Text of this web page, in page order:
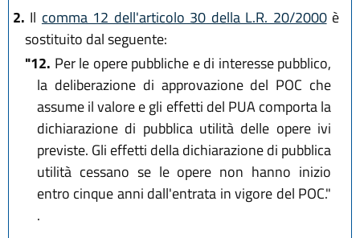
2. Il comma 12 dell'articolo 30 della L.R. 20/2000è
sostituito dal seguente:
"12. Per le opere pubbliche e di interesse pubblico,
la deliberazione di approvazione del POC che
assume il valore e gli effetti del PUA comporta la
dichiarazione di pubblica utilità delle opere ivi
previste. Gli effetti della dichiarazione di pubblica
utilità cessano se le opere non hanno inizio
entro cinque anni dall'entrata in vigore del POC."
.